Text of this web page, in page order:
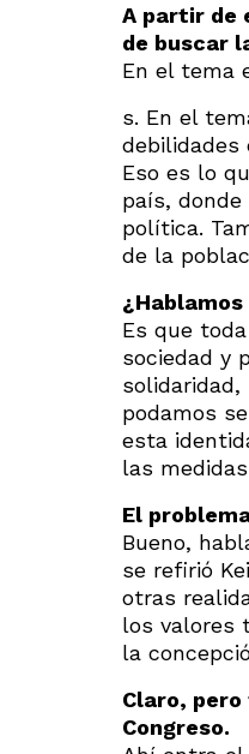
A partir de
de buscar
En el tema
s. En el
debilidades
Eso es lo
país,
política.
de la
Es que
sociedad y
podamos
esta
las
El
Bueno,
se refirió
otras
los valores
la
Claro,
Congreso.